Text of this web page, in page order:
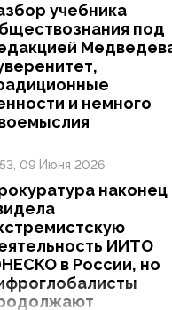
учебника
под
и немного
09 Июня 2026
наконец
ИИТО
в России, но